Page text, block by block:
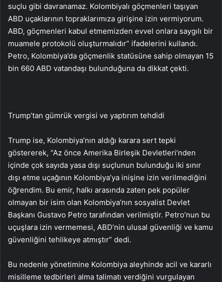
suçlu gibi davranamaz. Kolombiyalı göçmenleri taşıyan
ABD uçaklarının topraklarımıza girişine izin vermiyorum.
ABD, göçmenleri kabul etmemizden evvel onlara saygılı bir
muamele protokolü oluşturmalıdır” ifadelerini kullandı.
Petro, Kolombiya’da göçmenlik statüsüne sahip olmayan 15
bin 660 ABD vatandaşı bulunduğuna da dikkat çekti.
Trump’tan gümrük vergisi ve yaptırım tehdidi
Trump ise, Kolombiya’nın aldığı karara sert tepki
göstererek, “Az önce Amerika Birleşik Devletleri’nden
içinde çok sayıda yasa dışı suçlunun bulunduğu iki sınır
dışı etme uçağının Kolombiya’ya inişine izin verilmediğini
öğrendim. Bu emir, halkı arasında zaten pek popüler
olmayan bir isim olan Kolombiya’nın sosyalist Devlet
Başkanı Gustavo Petro tarafından verilmiştir. Petro’nun bu
uçuşlara izin vermemesi, ABD’nin ulusal güvenliği ve kamu
güvenliğini tehlikeye atmıştır” dedi.
Bu nedenle yönetimine Kolombiya aleyhinde acil ve kararlı
misilleme tedbirleri alma talimatı verdiğini vurgulayan